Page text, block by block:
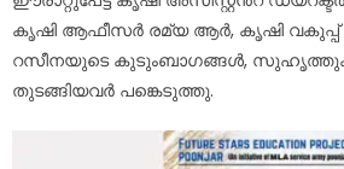
കൃഷി ആഫീസർ രമ്യ ആർ, കൃഷി
റസീനയുടെ കുടുംബാഗങ്ങൾ,
തുടങ്ങിയവർ പങ്കെടുത്തു.